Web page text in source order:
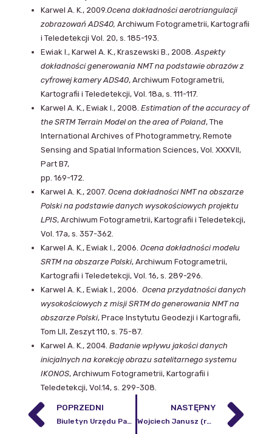
Karwel A. K., 2009. Ocena dokładności aerotriangulacji
zobrazowań ADS40, Archiwum Fotogrametrii, Kartografii
i Teledetekcji Vol. 20, s. 185-193.
Ewiak I., Karwel A. K., Kraszewski B., 2008. Aspekty
dokładności generowania NMT na podstawie obrazów z
cyfrowej kamery ADS40, Archiwum Fotogrametrii,
Kartografii i Teledetekcji, Vol. 18a, s. 111-117.
Karwel A. K., Ewiak I., 2008. Estimation of the accuracy of
the SRTM Terrain Model on the area of Poland, The
International Archives of Photogrammetry, Remote
Sensing and Spatial Information Sciences, Vol. XXXVII,
Part B7,
pp. 169-172.
Karwel A. K., 2007. Ocena dokładności NMT na obszarze
Polski na podstawie danych wysokościowych projektu
LPIS, Archiwum Fotogrametrii, Kartografii i Teledetekcji,
Vol. 17a, s. 357-362.
Karwel A. K., Ewiak I., 2006. Ocena dokładności modelu
SRTM na obszarze Polski, Archiwum Fotogrametrii,
Kartografii i Teledetekcji, Vol. 16, s. 289-296.
Karwel A. K., Ewiak I., 2006. Ocena przydatności danych
wysokościowych z misji SRTM do generowania NMT na
obszarze Polski, Prace Instytutu Geodezji i Kartografii,
Tom LII, Zeszyt 110, s. 75-87.
Karwel A. K., 2004. Badanie wpływu jakości danych
inicjalnych na korekcję obrazu satelitarnego systemu
IKONOS, Archiwum Fotogrametrii, Kartografii i
Teledetekcji, Vol.14, s. 299-308.
POPRZEDNI
Biuletyn Urzędu Patentowego 2012
NASTĘPNY
Wojciech Janusz (red.) – Seria Monograficzna nr 14